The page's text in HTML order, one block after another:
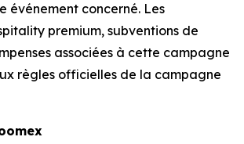
événement concerné. Les
premium, subventions de
associées à cette campagne
règles officielles de la campagne